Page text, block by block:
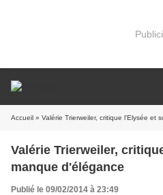
Accueil » Valérie Trierweiler, critique l'Elysée et
Valérie Trierweiler,
manque d'élégance
Publié le 09/02/2014 à 23:49